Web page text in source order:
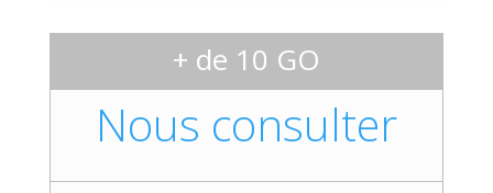
+ de 10 GO
Nous consulter